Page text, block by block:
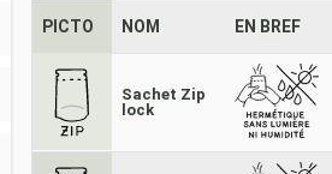
PICTO NOM EN BREF
Sachet Zip
lock